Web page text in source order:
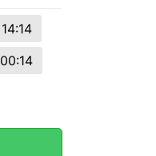
14:14
00:14